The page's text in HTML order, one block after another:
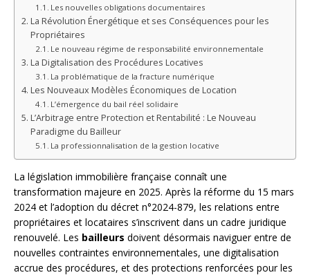
Les nouvelles obligations documentaires
La Révolution Énergétique et ses Conséquences pour les
Propriétaires
Le nouveau régime de responsabilité environnementale
La Digitalisation des Procédures Locatives
La problématique de la fracture numérique
Les Nouveaux Modèles Économiques de Location
L’émergence du bail réel solidaire
L’Arbitrage entre Protection et Rentabilité : Le Nouveau
Paradigme du Bailleur
La professionnalisation de la gestion locative
La législation immobilière française connaît une
transformation majeure en 2025. Après la réforme du 15 mars
2024 et l’adoption du décret n°2024-879, les relations entre
propriétaires et locataires s’inscrivent dans un cadre juridique
renouvelé. Les bailleurs doivent désormais naviguer entre de
nouvelles contraintes environnementales, une digitalisation
accrue des procédures, et des protections renforcées pour les